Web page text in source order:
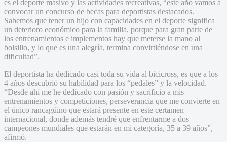
es el deporte masivo y las actividades recreativas, “este año vamos a
convocar un concurso de becas para deportistas destacados.
Sabemos que tener un hijo con capacidades en el deporte significa
un deterioro económico para la familia, porque para gran parte de
los entrenamientos e implementos hay que meterse la mano al
bolsillo, y lo que es una alegría, termina convirtiéndose en una
dificultad”.
El deportista ha dedicado casi toda su vida al bicicross, es que a los
4 años descubrió su habilidad para los “pedales” y la velocidad.
“Desde ahí me he dedicado con pasión y sacrificio a mis
entrenamientos y competiciones, perseverancia que me convierte en
el único rancagüino que estará presente en este certamen
internacional, donde además tendré que enfrentarme a dos
campeones mundiales que estarán en mi categoría, 35 a 39 años”,
afirmó.